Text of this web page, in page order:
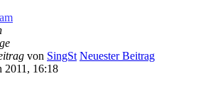
von SingSt Neuester Beitrag
2011, 16:18